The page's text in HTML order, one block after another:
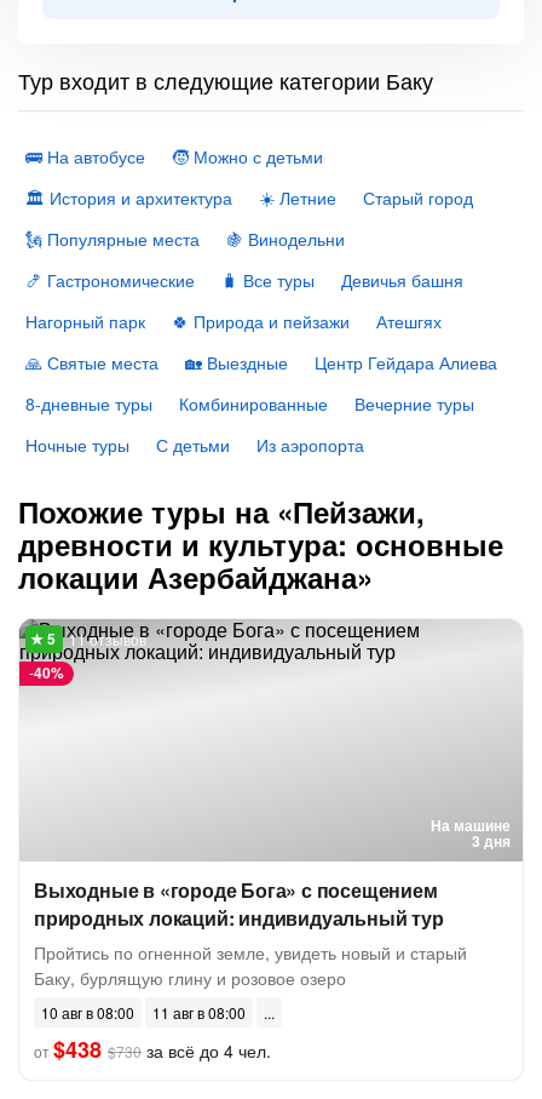
Тур входит в следующие категории Баку
🚌 На автобусе
🧒 Можно с детьми
🏛 История и архитектура
☀️ Летние
Старый город
🗽 Популярные места
🍇 Винодельни
🍤 Гастрономические
🧳 Все туры
Девичья башня
Нагорный парк
🍀 Природа и пейзажи
Атешгях
🙏 Святые места
🏡 Выездные
Центр Гейдара Алиева
8-дневные туры
Комбинированные
Вечерние туры
Ночные туры
С детьми Из аэропорта
Похожие туры на «Пейзажи,
древности и культура: основные
локации Азербайджана»
На машине
3 дня
-40%
11 отзывов
Выходные в «городе Бога» с посещением
природных локаций: индивидуальный тур
Пройтись по огненной земле, увидеть новый и старый
Баку, бурлящую глину и розовое озеро
10 авг в 08:00
11 авг в 08:00
от$438 $730 за всё до 4 чел.